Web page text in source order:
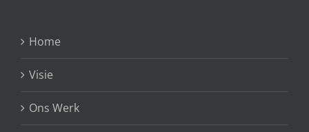
Home
Visie
Ons Werk